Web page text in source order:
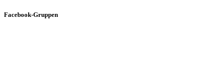
Facebook-Gruppen